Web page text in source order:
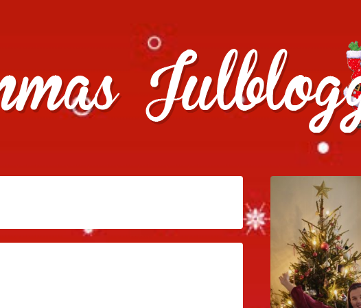
julklappstips, julkalendrar, adventskalendrar , julpyssel och julrecept!